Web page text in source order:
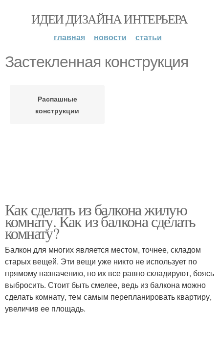
ИДЕИ ДИЗАЙНА ИНТЕРЬЕРА
главная новости статьи
Застекленная конструкция
Распашные
конструкции
Как сделать из балкона жилую
комнату. Как из балкона сделать
комнату?
Балкон для многих является местом, точнее, складом
старых вещей. Эти вещи уже никто не использует по
прямому назначению, но их все равно складируют, боясь
выбросить. Стоит быть смелее, ведь из балкона можно
сделать комнату, тем самым перепланировать квартиру,
увеличив ее площадь.